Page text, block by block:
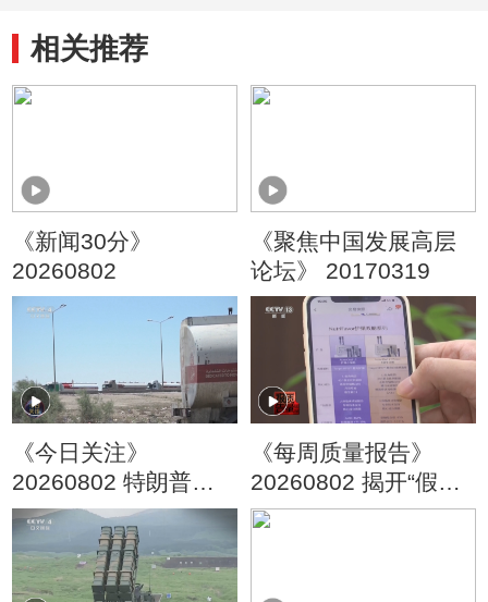
相关推荐
《新闻30分》
20260802
《聚焦中国发展高层
论坛》 20170319
《今日关注》
20260802 特朗普叫
停“最大规模”打击 伊
朗称摧毁美军F-35战
机
《每周质量报告》
20260802 揭开“假洋
牌”的真面目